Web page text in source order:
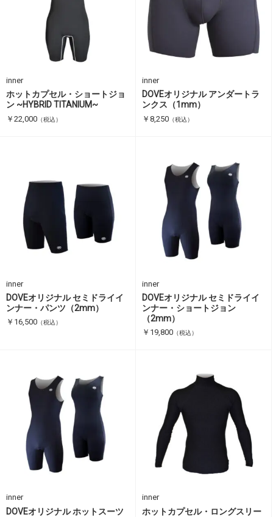
inner
ホットカプセル・ショートジョ
ン ~HYBRID TITANIUM~
￥22,000 （税込）
inner
DOVEオリジナル アンダートラ
ンクス（1mm）
￥8,250 （税込）
inner
DOVEオリジナル セミドライイ
ンナー・パンツ（2mm）
￥16,500 （税込）
inner
DOVEオリジナル セミドライイ
ンナー・ショートジョン
（2mm）
￥19,800 （税込）
inner
DOVEオリジナル ホットスーツ
inner
ホットカプセル・ロングスリー